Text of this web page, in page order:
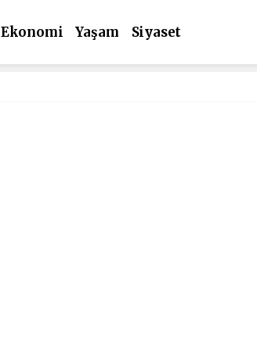
Ekonomi Yaşam
Siyaset